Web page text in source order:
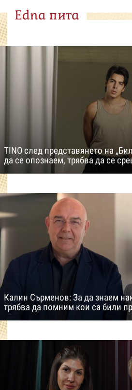
Edna пита
TINO след представянето на
да се опознаем, трябва да се
Калин Сърменов: За да знаем
трябва да помним кои са били